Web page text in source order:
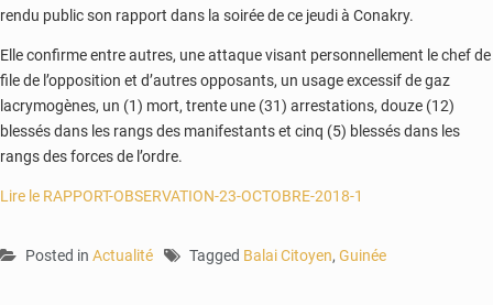
rendu public son rapport dans la soirée de ce jeudi à Conakry.
Elle confirme entre autres, une attaque visant personnellement le chef de
file de l’opposition et d’autres opposants, un usage excessif de gaz
lacrymogènes, un (1) mort, trente une (31) arrestations, douze (12)
blessés dans les rangs des manifestants et cinq (5) blessés dans les
rangs des forces de l’ordre.
Lire le RAPPORT-OBSERVATION-23-OCTOBRE-2018-1
Posted in Actualité Tagged Balai Citoyen, Guinée